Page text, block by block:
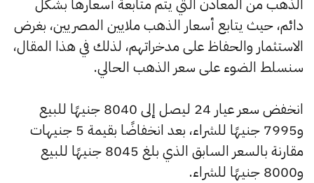
دائم، حيث يتابع أسعار الذهب ملايين المصريين، بغرض
الاستثمار والحفاظ على مدخراتهم، لذلك في هذا المقال،
سنسلط الضوء على سعر الذهب الحالي.
انخفض سعر عيار 24 ليصل إلى 8040 جنيهًا للبيع
و7995 جنيهًا للشراء، بعد انخفاضًا بقيمة 5 جنيهات
مقارنة بالسعر السابق الذي بلغ 8045 جنيهًا للبيع
و8000 جنيهًا للشراء.